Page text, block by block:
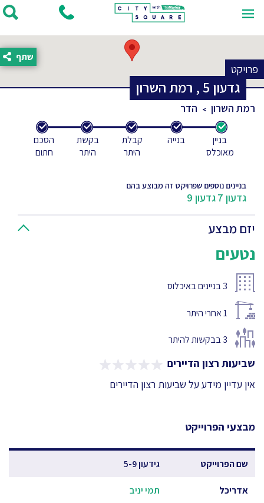
פרויקט
גדעון 5
, רמת השרון
שתף
רמת השרון הדר
בניין
מאוכלס
בנייה
קבלת
היתר
בקשת
היתר
הסכם
חתום
בניינים נוספים שפרויקט זה מבוצע בהם
גדעון 7 גדעון 9
יזם מבצע
נטעים
3בניינים באיכלוס
1אחרי היתר
3בבקשות להיתר
שביעות רצון הדיירים
אין עדיין מידע על שביעות רצון הדיירים
מבצעי הפרוייקט
שם הפרוייקט גידעון 5-9
אדריכל תמי יניב